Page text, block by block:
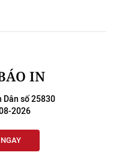
IN
Dân số 25830
2026